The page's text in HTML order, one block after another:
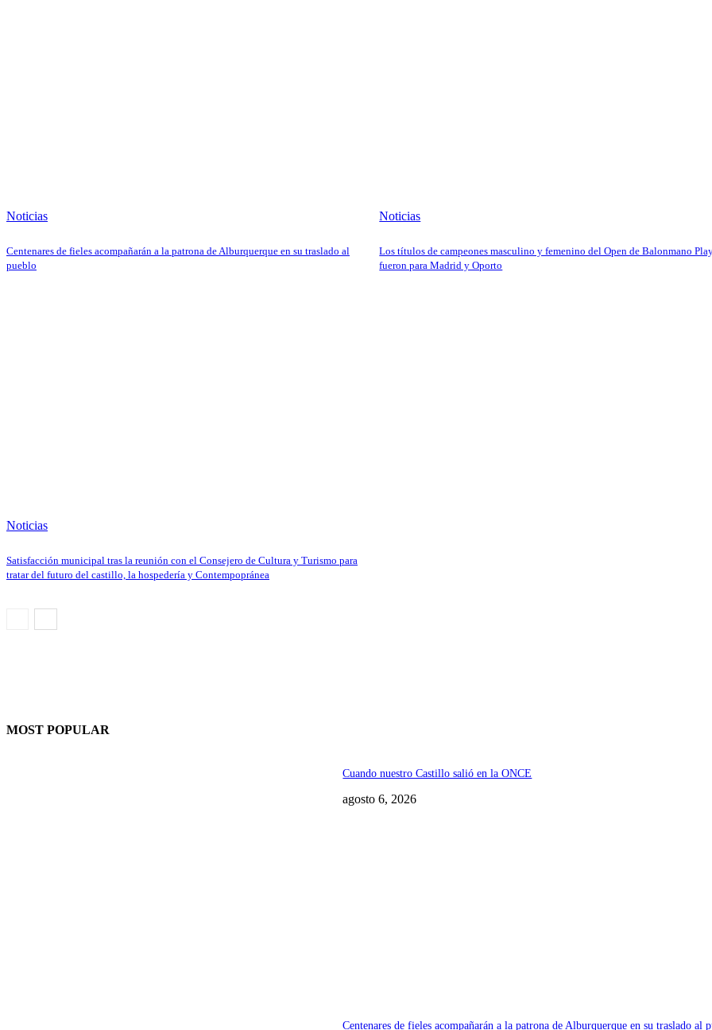
Noticias
Centenares de fieles acompañarán a la patrona de Alburquerque en su traslado al
pueblo
Noticias
Los títulos de campeones masculino y femenino del Open de Balonmano
fueron para Madrid y Oporto
Noticias
Satisfacción municipal tras la reunión con el Consejero de Cultura y Turismo para
tratar del futuro del castillo, la hospedería y Contempopránea
MOST POPULAR
Cuando nuestro Castillo salió en la ONCE
agosto 6, 2026
Centenares de fieles acompañarán a la patrona de Alburquerque en su traslado al